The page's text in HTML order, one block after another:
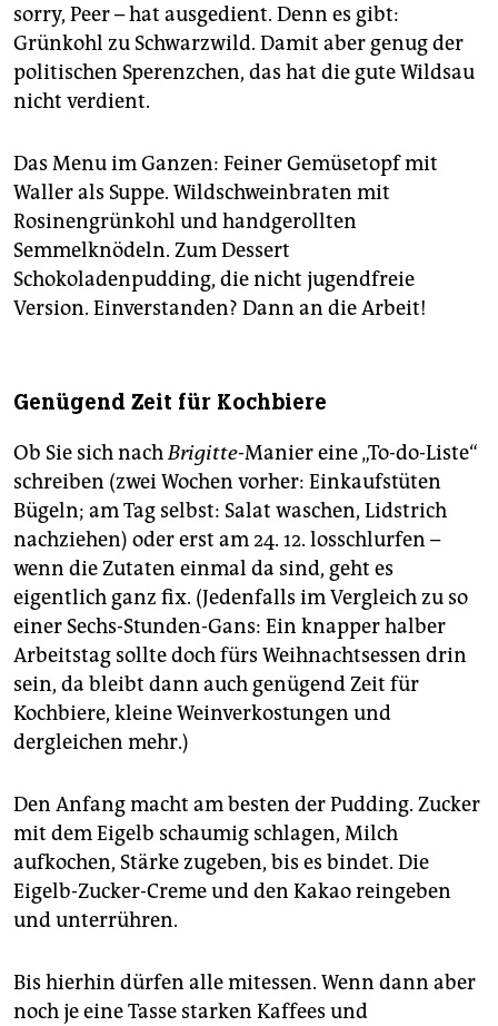
sorry, Peer – hat ausgedient. Denn es gibt:
Grünkohl zu Schwarzwild. Damit aber genug der
politischen Sperenzchen, das hat die gute Wildsau
nicht verdient.
Das Menu im Ganzen: Feiner Gemüsetopf mit
Waller als Suppe. Wildschweinbraten mit
Rosinengrünkohl und handgerollten
Semmelknödeln. Zum Dessert
Schokoladenpudding, die nicht jugendfreie
Version. Einverstanden? Dann an die Arbeit!
Genügend Zeit für Kochbiere
Ob Sie sich nachBrigitte-Manier eine „To-do-Liste“
schreiben (zwei Wochen vorher: Einkaufstüten
Bügeln; am Tag selbst: Salat waschen, Lidstrich
nachziehen) oder erst am 24. 12. losschlurfen –
wenn die Zutaten einmal da sind, geht es
eigentlich ganz fix. (Jedenfalls im Vergleich zu so
einer Sechs-Stunden-Gans: Ein knapper halber
Arbeitstag sollte doch fürs Weihnachtsessen drin
sein, da bleibt dann auch genügend Zeit für
Kochbiere, kleine Weinverkostungen und
dergleichen mehr.)
Den Anfang macht am besten der Pudding. Zucker
mit dem Eigelb schaumig schlagen, Milch
aufkochen, Stärke zugeben, bis es bindet. Die
Eigelb-Zucker-Creme und den Kakao reingeben
und unterrühren.
Bis hierhin dürfen alle mitessen. Wenn dann aber
noch je eine Tasse starken Kaffees und